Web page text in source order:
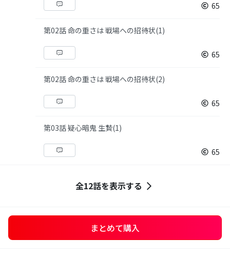
65
第02話 命の重さは 戦場への招待状(1)
65
第02話 命の重さは 戦場への招待状(2)
65
第03話 疑心暗鬼 生贄(1)
65
全12話を表示する
まとめて購入